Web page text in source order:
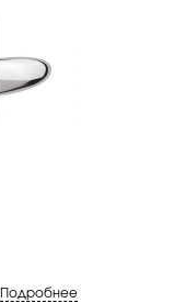
Подробнее